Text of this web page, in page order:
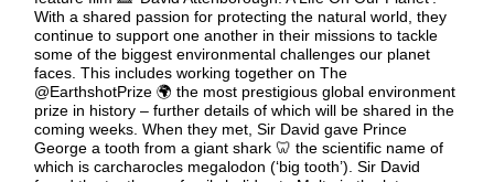
With a shared passion for protecting the natural world, they
continue to support one another in their missions to tackle
some of the biggest environmental challenges our planet
faces. This includes working together on The
@EarthshotPrize 🌍 the most prestigious global environment
prize in history – further details of which will be shared in the
coming weeks. When they met, Sir David gave Prince
George a tooth from a giant shark 🦷 the scientific name of
which is carcharocles megalodon (‘big tooth’). Sir David